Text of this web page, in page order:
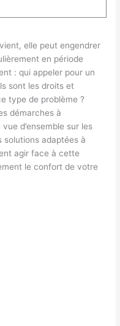
elle peut engendrer
en période
: qui appeler pour un
sont les droits et
type de problème ?
démarches à
d’ensemble sur les
solutions adaptées à
agir face à cette
le confort de votre